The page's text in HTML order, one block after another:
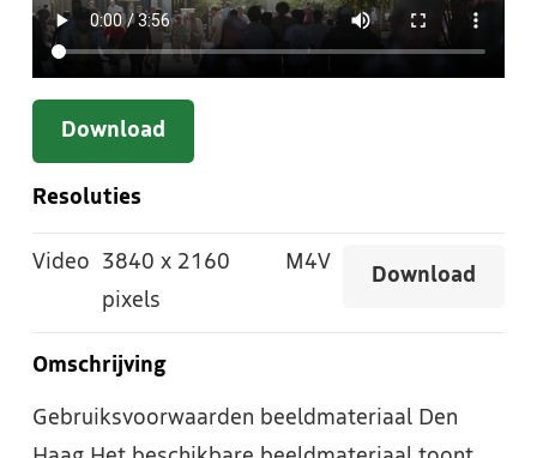
Download
Resoluties
Video 3840 x 2160
pixels
M4V
Download
Omschrijving
Gebruiksvoorwaarden beeldmateriaal Den